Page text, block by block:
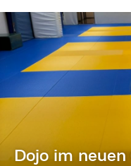
Dojo im neuen